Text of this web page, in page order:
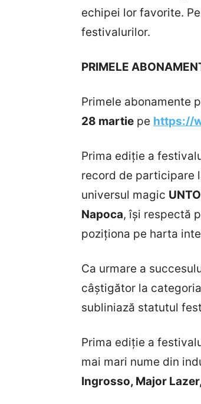
echipei lor favorite.
festivalurilor.
PRIMELE
Primele abonamente
28 martie pe https://
Prima ediție a
record de participare
universul magic
Napoca, își respectă
poziționa pe harta
Ca urmare a
câștigător la
subliniază statutul
Prima ediție a
mai mari nume din
Ingrosso, Major